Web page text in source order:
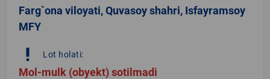
Farg`ona viloyati, Quvasoy shahri, Isfayramsoy
MFY
priority_high Lot holati:
Mol-mulk (obyekt) sotilmadi